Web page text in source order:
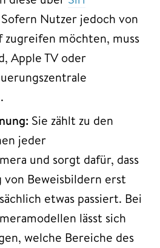
Nutzer jedoch von
zugreifen möchten, muss
Apple TV oder
Sie zählt zu den
jeder
und sorgt dafür, dass
von Beweisbildern erst
etwas passiert. Bei
lässt sich
welche Bereiche des